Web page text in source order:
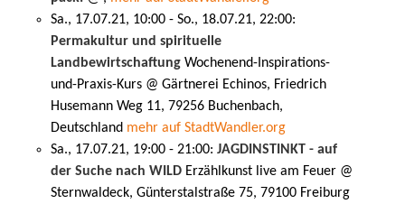
Sa., 17.07.21, 10:00 - So., 18.07.21, 22:00:
Permakultur und spirituelle
Landbewirtschaftung Wochenend-Inspirations-
und-Praxis-Kurs @ Gärtnerei Echinos, Friedrich
Husemann Weg 11, 79256 Buchenbach,
Deutschland mehr auf StadtWandler.org
Sa., 17.07.21, 19:00 - 21:00: JAGDINSTINKT - auf
der Suche nach WILD Erzählkunst live am Feuer @
Sternwaldeck, Günterstalstraße 75, 79100 Freiburg